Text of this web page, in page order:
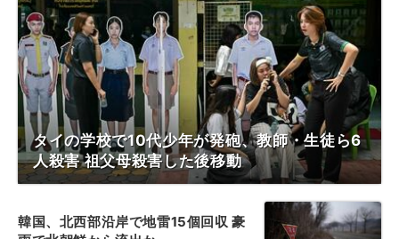
タイの学校で10代少年が発砲、教師・生徒ら6
人殺害 祖父母殺害した後移動
韓国、北西部沿岸で地雷15個回収 豪